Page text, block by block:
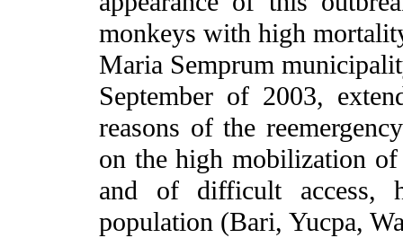
monkeys with high
Maria Semprum
September of 2003,
reasons of the
on the high mobilization of
and of difficult access,
population (Bari, Yucpa,